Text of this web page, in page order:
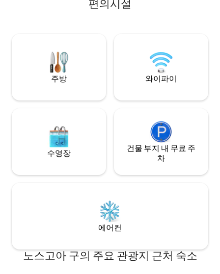
memories & a lived-in ambience that
15-20 min away & 35 min from MOPA
지에 위치해 있으
전용 플런지 풀, 언
테라스를 갖추고
편의시설
주방 와이파이
수영장
건물 부지 내 무료 주
차
에어컨
노스고아 구의 주요 관광지 근처 숙소